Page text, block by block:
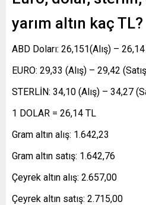
yarım altın kaç TL?
ABD Doları: 26,151(Alış) – 26,14
EURO: 29,33 (Alış) – 29,42
STERLİN: 34,10 (Alış) – 34,27
1 DOLAR = 26,14 TL
Gram altın alış: 1.642,23
Gram altın satış: 1.642,76
Çeyrek altın alış: 2.657,00
Çeyrek altın satış: 2.715,00